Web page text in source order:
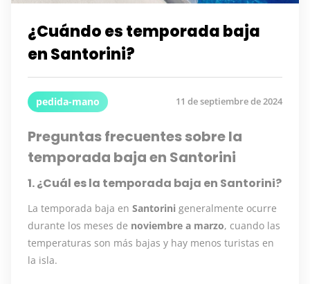
¿Cuándo es temporada baja
en Santorini?
pedida-mano 11 de septiembre de 2024
Preguntas frecuentes sobre la
temporada baja en Santorini
1. ¿Cuál es la temporada baja en Santorini?
La temporada baja en Santorini generalmente ocurre
durante los meses de noviembre a marzo, cuando las
temperaturas son más bajas y hay menos turistas en
la isla.